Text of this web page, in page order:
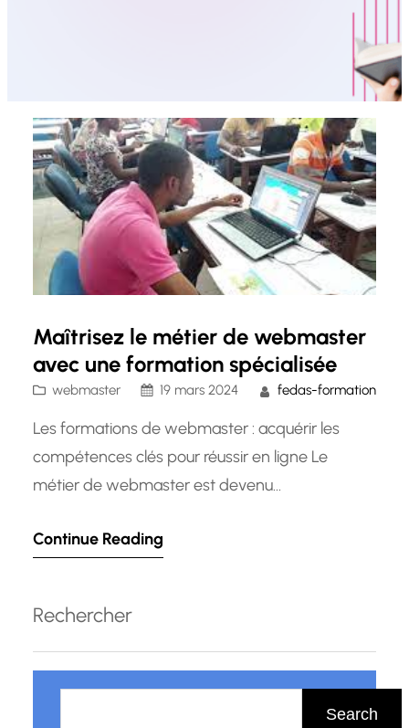
Maîtrisez le métier de webmaster
avec une formation spécialisée
webmaster 19 mars 2024 fedas-formation
Les formations de webmaster : acquérir les
compétences clés pour réussir en ligne Le
métier de webmaster est devenu
d’aujourd’hui. En tant que gardien des sites web,
plateformes en ligne. Pour exceller dans ce
domaine en…
Continue Reading
Rechercher
Search